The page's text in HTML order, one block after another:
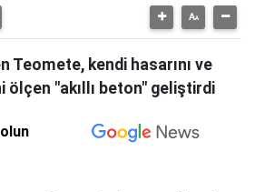
Teomete, kendi hasarını ve
"akıllı beton" geliştirdi